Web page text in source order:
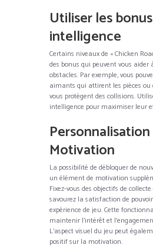
Utiliser les
intelligence
Certains niveaux de « Chicken
des bonus qui peuvent vous aider
obstacles. Par exemple, vous
aimants qui attirent les pièces ou
vous protègent des collisions.
intelligence pour maximiser leur
Motivation
La possibilité de débloquer de
un élément de motivation
Fixez-vous des objectifs de
savourez la satisfaction de
expérience de jeu. Cette
maintenir l’intérêt et
L’aspect visuel du jeu peut
positif sur la motivation.